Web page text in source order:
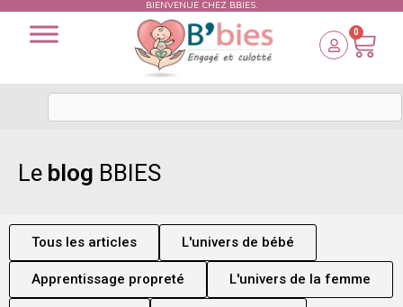
BIENVENUE CHEZ BBIES.
0
Le blog BBIES
Tous les articles L'univers de bébé
Apprentissage propreté L'univers de la femme